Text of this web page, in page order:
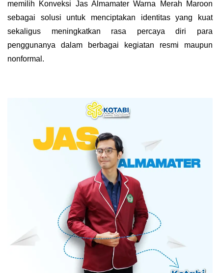
memilih Konveksi Jas Almamater Warna Merah Maroon
sebagai solusi untuk menciptakan identitas yang kuat
sekaligus meningkatkan rasa percaya diri para
penggunanya dalam berbagai kegiatan resmi maupun
nonformal.